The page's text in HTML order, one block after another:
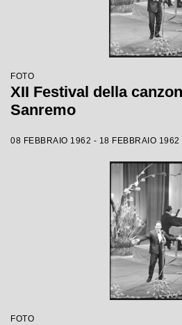
FOTO
XII Festival della
Sanremo
08 FEBBRAIO 1962 - 18 FEBBRAIO 1962
FOTO